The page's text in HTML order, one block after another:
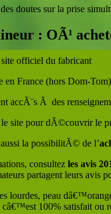
doutes sur la prise
: OÃ¹
officiel du fabricant
en France (hors Dom-
accÃ¨s Ã des
site pour dÃ©couvrir le
la possibilitÃ© de l’
consultez les avis
partagent leurs avis
lourdes, peau
câ€™est 100% satisfait ou